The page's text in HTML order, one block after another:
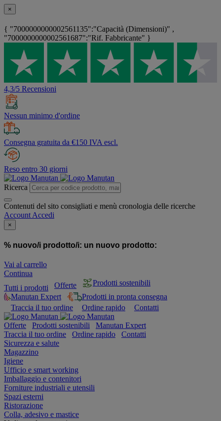
×
{ "7000000000002561135":"Capacità (Dimensioni)" ,
"7000000000002561687":"Rif. Fabbricante" }
4,3/5 Recensioni
Nessun minimo d'ordine
Consegna gratuita da €150 IVA escl.
Reso entro 30 giorni
Ricerca
Contenuti del sito consigliati e menù cronologia delle ricerche
Account Accedi
×
% nuovo/i prodotto/i: un nuovo prodotto:
Vai al carrello
Continua
Tutti i prodotti
Offerte
Prodotti sostenibili
Manutan Expert
Prodotti in pronta consegna
Traccia il tuo ordine
Ordine rapido Contatti
Offerte Prodotti sostenibili
Manutan Expert
Traccia il tuo ordine
Ordine rapido
Contatti
Sicurezza e salute
Magazzino
Igiene
Ufficio e smart working
Imballaggio e contenitori
Forniture industriali e utensili
Spazi esterni
Ristorazione
Colla, adesivo e mastice